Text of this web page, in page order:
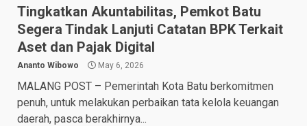
Tingkatkan Akuntabilitas, Pemkot Batu
Segera Tindak Lanjuti Catatan BPK Terkait
Aset dan Pajak Digital
Ananto Wibowo May 6, 2026
MALANG POST – Pemerintah Kota Batu berkomitmen
penuh, untuk melakukan perbaikan tata kelola keuangan
daerah, pasca berakhirnya...